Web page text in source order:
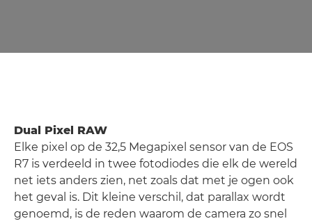
Dual Pixel RAW
Elke pixel op de 32,5 Megapixel sensor van de EOS
R7 is verdeeld in twee fotodiodes die elk de wereld
net iets anders zien, net zoals dat met je ogen ook
het geval is. Dit kleine verschil, dat parallax wordt
genoemd, is de reden waarom de camera zo snel